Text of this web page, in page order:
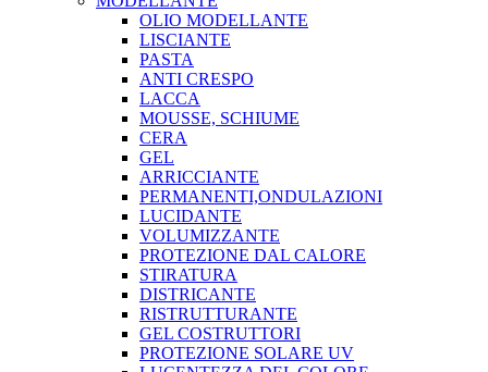
OLIO MODELLANTE
LISCIANTE
PASTA
ANTI CRESPO
LACCA
MOUSSE, SCHIUME
CERA
GEL
ARRICCIANTE
PERMANENTI,ONDULAZIONI
LUCIDANTE
VOLUMIZZANTE
PROTEZIONE DAL CALORE
STIRATURA
DISTRICANTE
RISTRUTTURANTE
GEL COSTRUTTORI
PROTEZIONE SOLARE UV